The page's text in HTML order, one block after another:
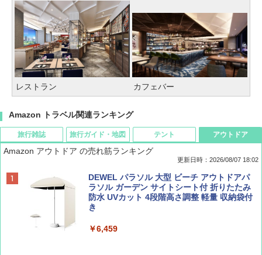
レストラン カフェバー
Amazon トラベル関連ランキング
旅行雑誌
ディズニーファン ２０２６年 ９月号 [雑
誌] (ＤＩＳＮＥＹ ＦＡＮ)
￥713
旅行ガイド・地図
僕が見た未来【完全版】
￥0
テント
[キャンパーズコレクション 山善] ポップアッ
プテント 傘みたいに広げて畳める パッとサ
ッとサンシェード キューブ フルクローズ メ
ッシュ 簡単設置 ワンタッチテント キャンプ
アウトドア
Amazon アウトドア の売れ筋ランキング
更新日時：2026/08/07 18:02
DEWEL パラソル 大型 ビーチ アウトドアパ
ラソル ガーデン サイトシート付 折りたたみ
防水 UVカット 4段階高さ調整 軽量 収納袋付
き
￥6,459